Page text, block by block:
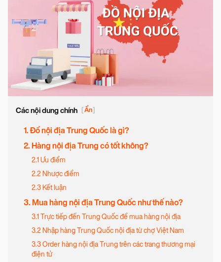
Các nội dung chính [Ẩn]
1. Đồ nội địa Trung Quốc là gì?
2. Hàng nội địa Trung có tốt không?
2.1 Ưu điểm
2.2 Nhược điểm
2.3 Kết luận
3. Mua hàng nội địa Trung Quốc như thế nào?
3.1 Trực tiếp đến Trung Quốc để mua hàng nội địa
3.2 Nhập hàng Trung Quốc nội địa từ chợ Việt Nam
3.3 Order hàng nội địa Trung trên các trang thương mại
điện tử